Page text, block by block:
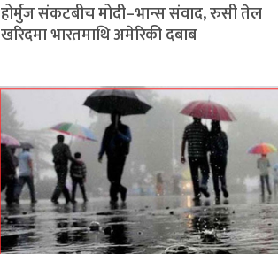
होर्मुज संकटबीच मोदी–भान्स संवाद, रुसी तेल
खरिदमा भारतमाथि अमेरिकी दबाब